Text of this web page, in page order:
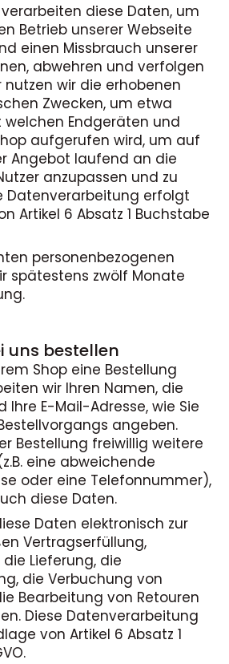
diese Daten, um
Betrieb unserer Webseite
einen Missbrauch unserer
abwehren und verfolgen
nutzen wir die erhobenen
Zwecken, um etwa
welchen Endgeräten und
aufgerufen wird, um auf
Angebot laufend an die
anzupassen und zu
Datenverarbeitung erfolgt
Artikel 6 Absatz 1 Buchstabe
personenbezogenen
spätestens zwölf Monate
uns bestellen
Shop eine Bestellung
wir Ihren Namen, die
Ihre E-Mail-Adresse, wie Sie
angeben.
Bestellung freiwillig weitere
eine abweichende
oder eine Telefonnummer),
diese Daten.
Daten elektronisch zur
Vertragserfüllung,
Lieferung, die
die Verbuchung von
Bearbeitung von Retouren
Diese Datenverarbeitung
von Artikel 6 Absatz 1